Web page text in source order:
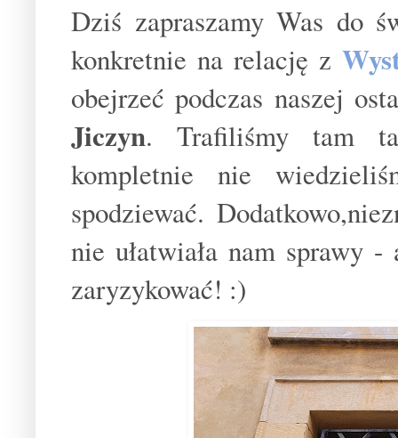
Dziś zapraszamy Was do
konkretnie na relację z
obejrzeć podczas naszej
Jiczyn. Trafiliśmy tam
kompletnie nie
spodziewać.
nie ułatwiała nam sprawy
zaryzykować! :)